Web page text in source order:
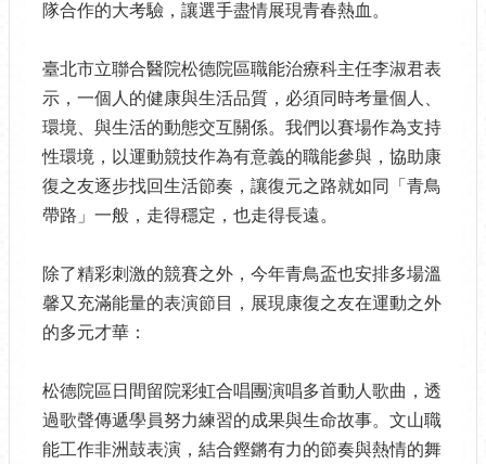
隊合作的大考驗，讓選手盡情展現青春熱血。
臺北市立聯合醫院松德院區職能治療科主任李淑君表
示，一個人的健康與生活品質，必須同時考量個人、
環境、與生活的動態交互關係。我們以賽場作為支持
性環境，以運動競技作為有意義的職能參與，協助康
復之友逐步找回生活節奏，讓復元之路就如同「青鳥
帶路」一般，走得穩定，也走得長遠。
除了精彩刺激的競賽之外，今年青鳥盃也安排多場溫
馨又充滿能量的表演節目，展現康復之友在運動之外
的多元才華：
松德院區日間留院彩虹合唱團演唱多首動人歌曲，透
過歌聲傳遞學員努力練習的成果與生命故事。文山職
能工作非洲鼓表演，結合鏗鏘有力的節奏與熱情的舞